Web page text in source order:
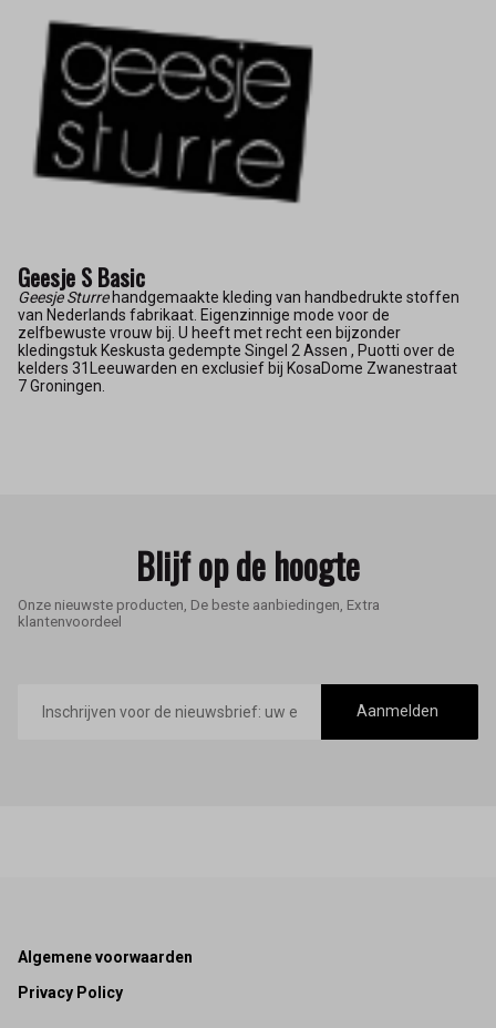
Geesje S Basic
Geesje Sturrehandgemaakte kleding van handbedrukte stoffen
van Nederlands fabrikaat. Eigenzinnige mode voor de
zelfbewuste vrouw bij. U heeft met recht een bijzonder
kledingstuk Keskusta gedempte Singel 2 Assen , Puotti over de
kelders 31Leeuwarden en exclusief bij KosaDome Zwanestraat
7 Groningen.
Blijf op de hoogte
Onze nieuwste producten, De beste aanbiedingen, Extra
klantenvoordeel
mailadres
Aanmelden
Footer
Algemene voorwaarden
Privacy Policy